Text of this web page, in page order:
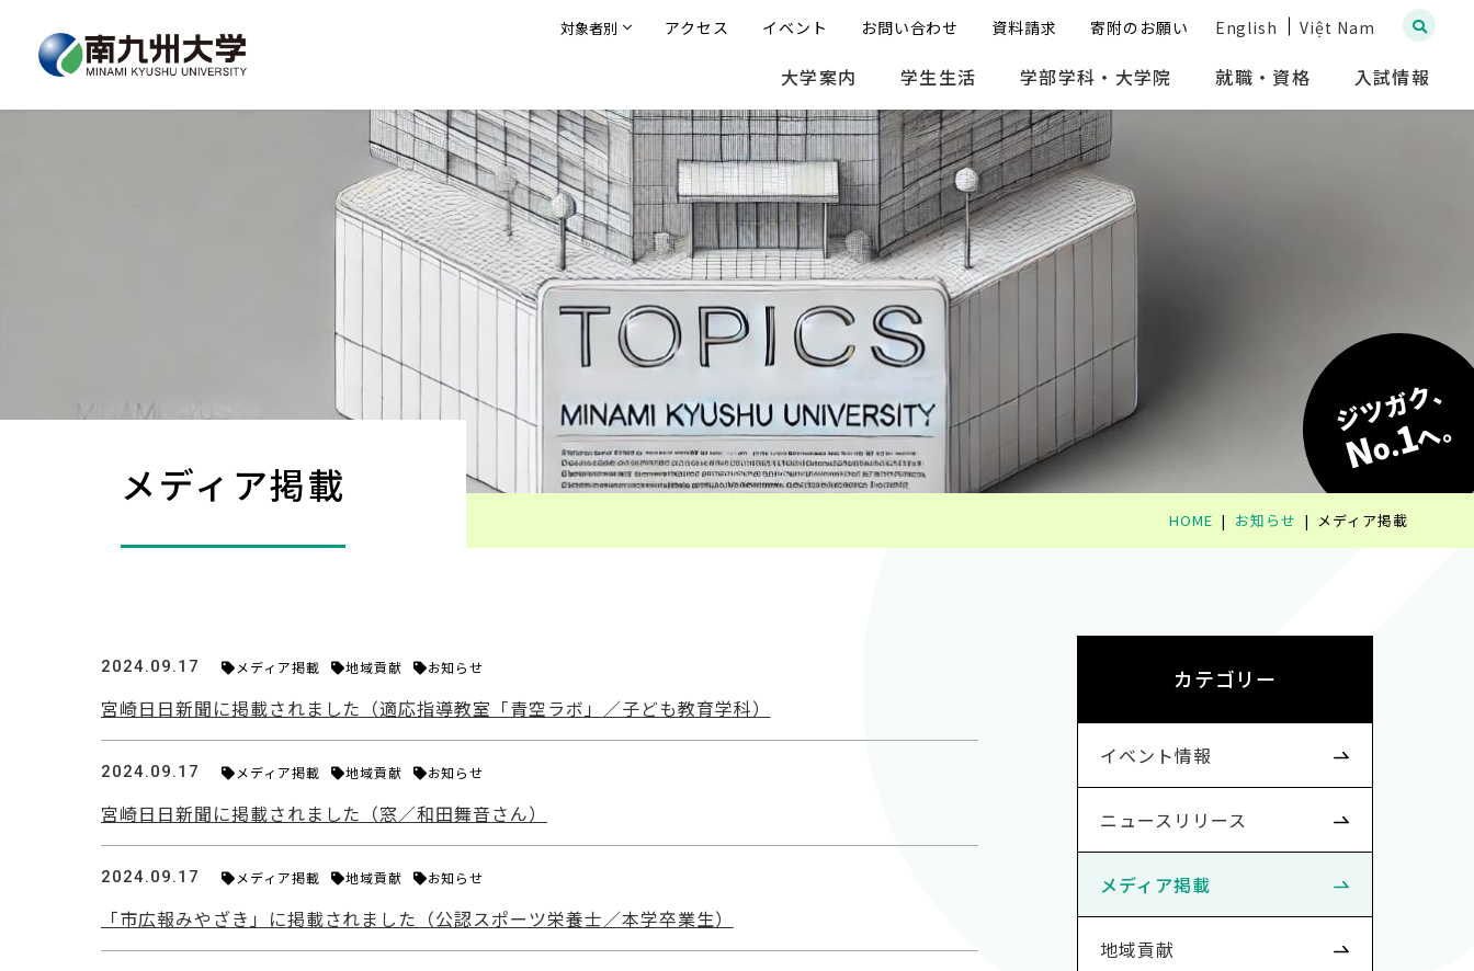
大学案内 学生生活 学部学科・大学院 就職・資格 入試情報
English Việt Nam
対象者別 アクセス イベント お問い合わせ 資料請求 寄附のお願い
メディア掲載
ジツガク、
No.1へ。
HOME お知らせ メディア掲載
2024.09.17 メディア掲載 地域貢献 お知らせ
宮崎日日新聞に掲載されました（適応指導教室「青空ラボ」／子ども教育学科）
2024.09.17 メディア掲載 地域貢献 お知らせ
宮崎日日新聞に掲載されました（窓／和田舞音さん）
2024.09.17 メディア掲載 地域貢献 お知らせ
「市広報みやざき」に掲載されました（公認スポーツ栄養士／本学卒業生）
カテゴリー
イベント情報
ニュースリリース
メディア掲載
地域貢献